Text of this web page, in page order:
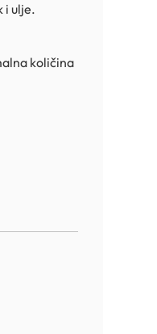
i ulje.
količina